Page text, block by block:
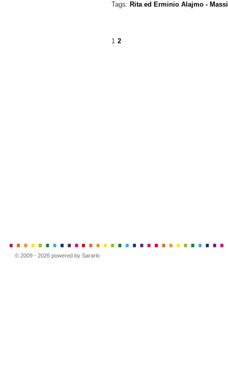
Tags: Rita ed Erminio Alajmo -
1 2
© 2009 - 2026 powered by Sararlo